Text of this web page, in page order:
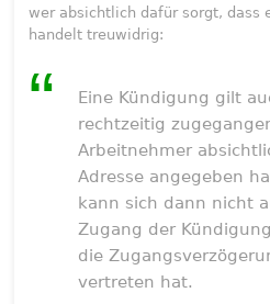
wer absichtlich dafür sorgt, dass
handelt treuwidrig:
Eine Kündigung gilt
rechtzeitig
Arbeitnehmer
Adresse angegeben
kann sich dann nicht
Zugang der
die
vertreten hat.